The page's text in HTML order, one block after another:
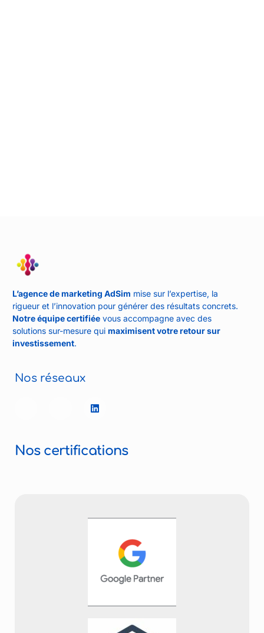
L’agence de marketing AdSim mise sur l’expertise, la
rigueur et l’innovation pour générer des résultats concrets.
Notre équipe certifiée vous accompagne avec des
solutions sur-mesure qui maximisent votre retour sur
investissement.
Nos réseaux
Nos certifications